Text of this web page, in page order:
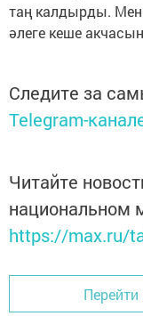
таң калдырды.
әлеге кеше
Следите за
Telegram-
Читайте
национальном
https://max.ru/
Перейти